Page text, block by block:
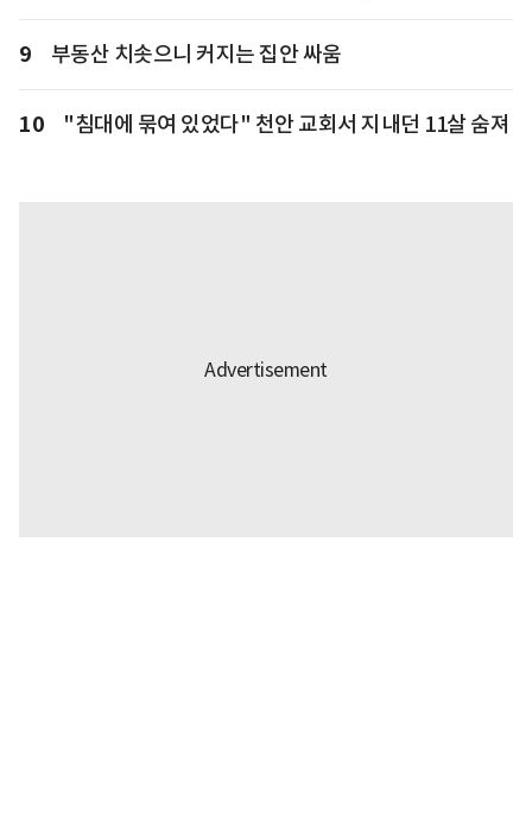
9 부동산 치솟으니 커지는 집안 싸움
10 "침대에 묶여 있었다" 천안 교회서 지내던 11살 숨져